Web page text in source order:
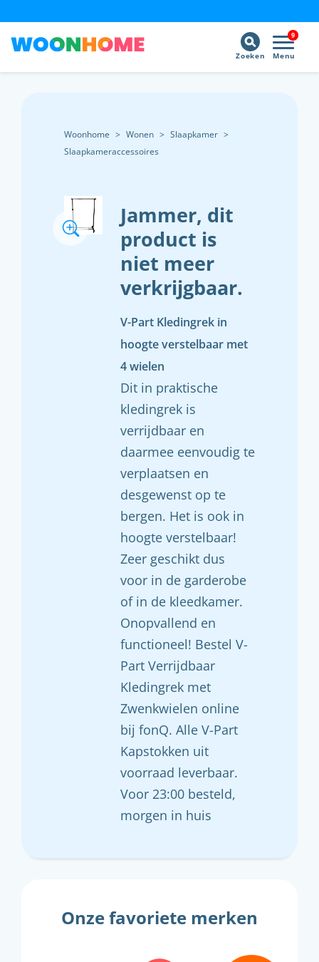
9
Menu
Zoeken
Woonhome > Wonen > Slaapkamer >
Slaapkameraccessoires
Jammer, dit
product is
niet meer
verkrijgbaar.
V-Part Kledingrek in
hoogte verstelbaar met
4 wielen
Dit in praktische
kledingrek is
verrijdbaar en
daarmee eenvoudig te
verplaatsen en
desgewenst op te
bergen. Het is ook in
hoogte verstelbaar!
Zeer geschikt dus
voor in de garderobe
of in de kleedkamer.
Onopvallend en
functioneel! Bestel V-
Part Verrijdbaar
Kledingrek met
Zwenkwielen online
bij fonQ. Alle V-Part
Kapstokken uit
voorraad leverbaar.
Voor 23:00 besteld,
morgen in huis
Onze favoriete merken